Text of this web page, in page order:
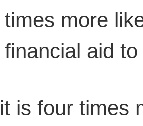
times more
financial aid
it is four times